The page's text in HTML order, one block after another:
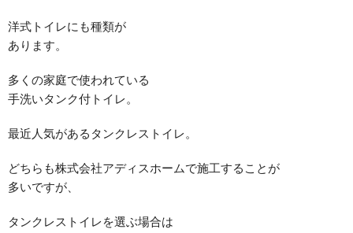
洋式トイレにも種類が
あります。
多くの家庭で使われている
手洗いタンク付トイレ。
最近人気があるタンクレストイレ。
どちらも株式会社アディスホームで施工することが
多いですが、
タンクレストイレを選ぶ場合は